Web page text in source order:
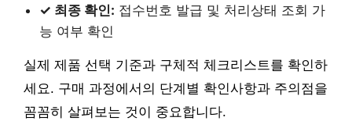
✓ 최종 확인: 접수번호 발급 및 처리상태 조회 가
능 여부 확인
실제 제품 선택 기준과 구체적 체크리스트를 확인하
세요. 구매 과정에서의 단계별 확인사항과 주의점을
꼼꼼히 살펴보는 것이 중요합니다.